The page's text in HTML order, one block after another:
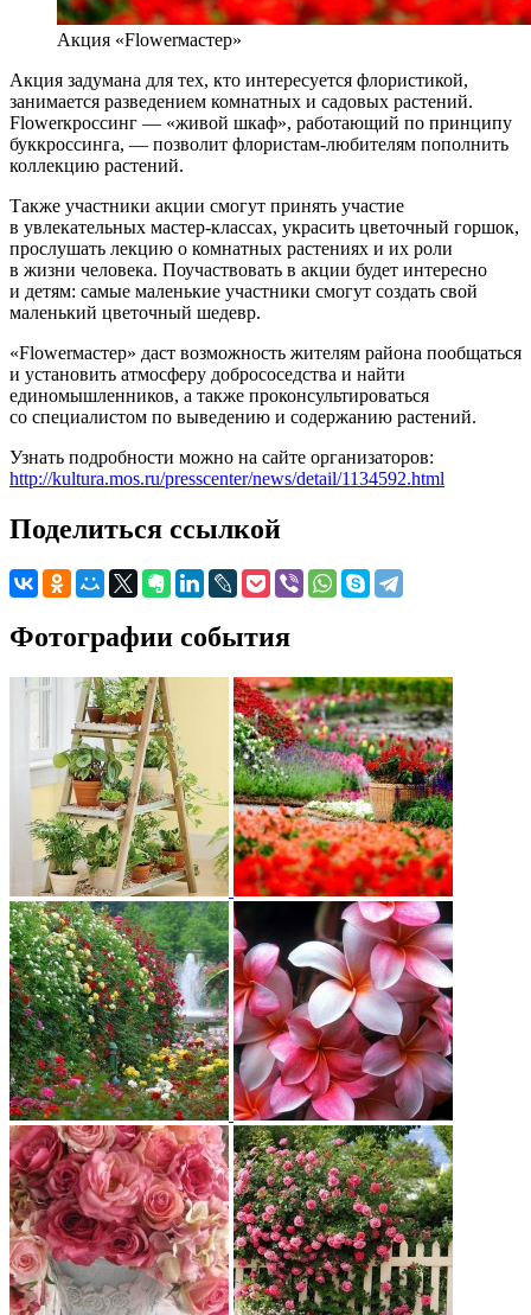
Акция «Flowerмастер»
Акция задумана для тех, кто интересуется флористикой,
занимается разведением комнатных и садовых растений.
Flowerкроссинг — «живой шкаф», работающий по принципу
буккроссинга, — позволит флористам-любителям пополнить
коллекцию растений.
Также участники акции смогут принять участие
в увлекательных мастер-классах, украсить цветочный горшок,
прослушать лекцию о комнатных растениях и их роли
в жизни человека. Поучаствовать в акции будет интересно
и детям: самые маленькие участники смогут создать свой
маленький цветочный шедевр.
«Flowerмастер» даст возможность жителям района пообщаться
и установить атмосферу добрососедства и найти
единомышленников, а также проконсультироваться
со специалистом по выведению и содержанию растений.
Узнать подробности можно на сайте организаторов:
http://kultura.mos.ru/presscenter/news/detail/1134592.html
Поделиться ссылкой
Фотографии события